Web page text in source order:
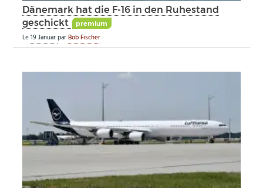
Dänemark hat die F-16 in den Ruhestand
geschickt
premium
Le19 JanuarparBob Fischer